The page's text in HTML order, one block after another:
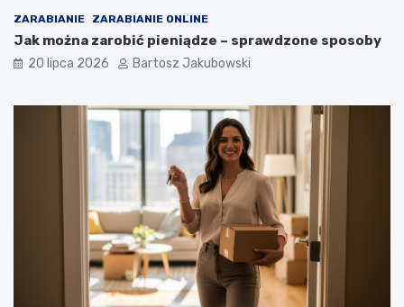
ZARABIANIE ZARABIANIE ONLINE
Jak można zarobić pieniądze – sprawdzone sposoby
20 lipca 2026 Bartosz Jakubowski